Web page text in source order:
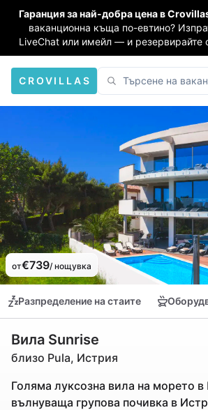
Гаранция за най-добра цена в
ваканционна къща по-евтино?
LiveChat или имейл — и резервирайте
CROVILLAS
от€739/ нощувка
Разпределение на стаите
Вила Sunrise
близо Pula, Истрия
Голяма луксозна вила на морето
вълнуваща групова почивка в